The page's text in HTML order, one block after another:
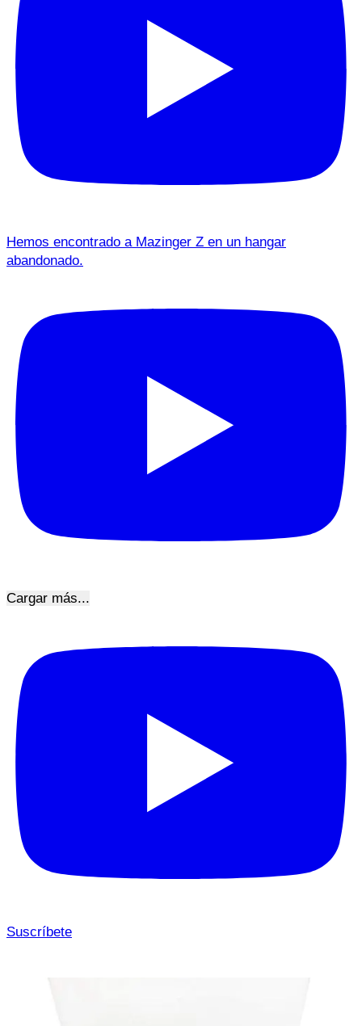
Hemos encontrado a Mazinger Z en un hangar
abandonado.
Cargar más...
Suscríbete